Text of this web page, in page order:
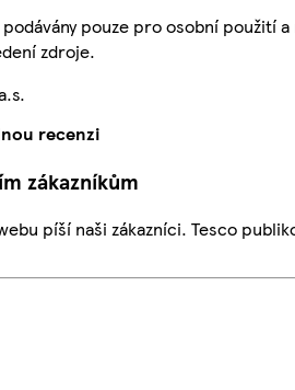
pouze pro osobní použití
zdroje.
recenzi
zákazníkům
píší naši zákazníci. Tesco